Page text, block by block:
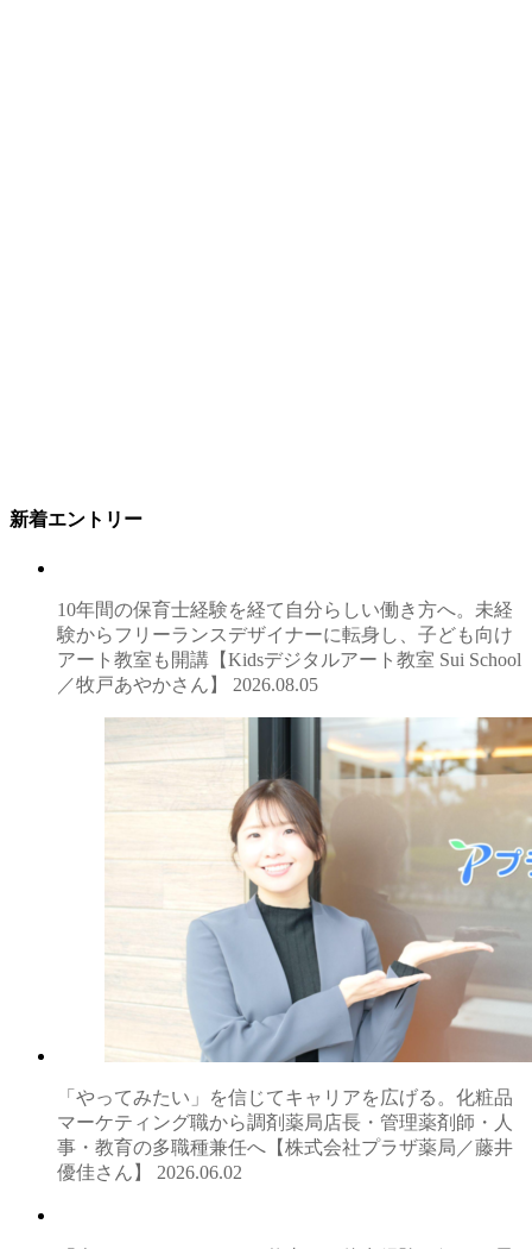
新着エントリー
10年間の保育士経験を経て自分らしい働き方へ。未経
験からフリーランスデザイナーに転身し、子ども向け
アート教室も開講【Kidsデジタルアート教室 Sui School
／牧戸あやかさん】 2026.08.05
「やってみたい」を信じてキャリアを広げる。化粧品
マーケティング職から調剤薬局店長・管理薬剤師・人
事・教育の多職種兼任へ【株式会社プラザ薬局／藤井
優佳さん】 2026.06.02